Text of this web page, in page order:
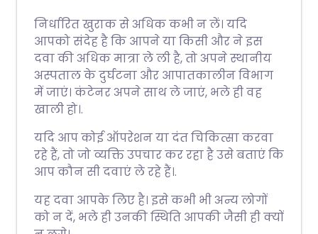
निर्धारित खुराक से अधिक कभी न लें। यदि
आपको संदेह है कि आपने या किसी और ने इस
दवा की अधिक मात्रा ले ली है, तो अपने स्थानीय
अस्पताल के दुर्घटना और आपातकालीन विभाग
में जाएं। कंटेनर अपने साथ ले जाएं, भले ही वह
खाली हो।.
यदि आप कोई ऑपरेशन या दंत चिकित्सा करवा
रहे हैं, तो जो व्यक्ति उपचार कर रहा है उसे बताएं कि
आप कौन सी दवाएं ले रहे हैं।.
यह दवा आपके लिए है। इसे कभी भी अन्य लोगों
को न दें, भले ही उनकी स्थिति आपकी जैसी ही क्यों